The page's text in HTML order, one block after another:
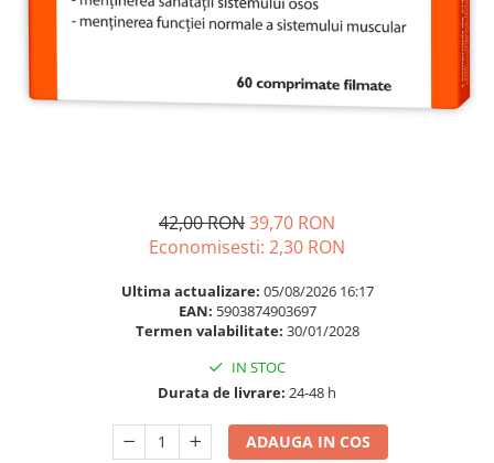
Omega 3
Par si unghii
Probiotice si prebiotice
Slabire si control greutate
Supliment Complexe
Supliment Vitamina B
Ingrijire par
Balsam masca si tratament
Produse cu SPF Pentru Fata
Repelenti insecte
42,00 RON39,70 RON
Economisesti: 2,30 RON
Ultima actualizare: 05/08/2026 16:17
EAN: 5903874903697
Termen valabilitate: 30/01/2028
IN STOC
Durata de livrare: 24-48 h
ADAUGA IN COS